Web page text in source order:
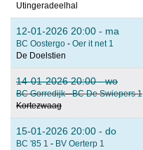
Utingeradeelhal
12-01-2026 20:00 - ma
BC Oostergo - Oer it net 1
De Doelstien
14-01-2026 20:00 - wo
BC Gorredijk-BC De Swiepers 1
Kortezwaag
15-01-2026 20:00 - do
BC '85 1 - BV Oerterp 1